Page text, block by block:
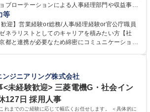
ブローテーションによる人事経理部門や収益事業
等幅広い部署での業務をお任せいたします。研修
ております！ ※下記業務詳細 【業務詳細】■
経理など当公社の運営に係る管理業務 ■収益部
管理運営、新宿駅西口広場の「イベントコーナ
の見学ツアー事業 ※入社後は上記いずれかの部門
会社の定める業務 募集職種 【都庁グル
◇残業月平均9時間未満／有給年平均16日取得
等
迎】営業経験or総務/人事/経理経験or官公庁職員
ネラリストとしてのキャリアを積みたい方【社
都と連携が必要なため綿密にコミュニケーション
を経験できます。 ■様々なプロジェクト：駐車場
場内に設置された照明を兼ねた広告「ブライトサ
など、事業収益を生み出す活動を積極的に行って
ジニアリング株式会社
<未経験歓迎> 三菱電機G・社会イン
127日 採用人事
れまでのご経験に応じて幅広くお任せします。 ＜具体的に